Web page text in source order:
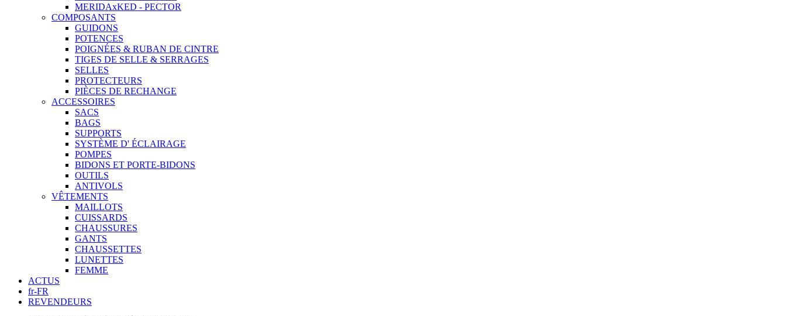
MERIDAxKED - PECTOR
COMPOSANTS
GUIDONS
POTENCES
POIGNÉES & RUBAN DE CINTRE
TIGES DE SELLE & SERRAGES
SELLES
PROTECTEURS
PIÈCES DE RECHANGE
ACCESSOIRES
SACS
BAGS
SUPPORTS
SYSTÈME D' ÉCLAIRAGE
POMPES
BIDONS ET PORTE-BIDONS
OUTILS
ANTIVOLS
VÊTEMENTS
MAILLOTS
CUISSARDS
CHAUSSURES
GANTS
CHAUSSETTES
LUNETTES
FEMME
ACTUS
fr-FR
REVENDEURS